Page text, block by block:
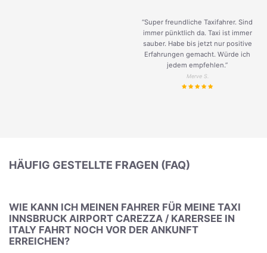
“Super freundliche Taxifahrer. Sind
immer pünktlich da. Taxi ist immer
sauber. Habe bis jetzt nur positive
Erfahrungen gemacht. Würde ich
jedem empfehlen.”
Merve S.
HÄUFIG GESTELLTE FRAGEN (FAQ)
WIE KANN ICH MEINEN FAHRER FÜR MEINE TAXI
INNSBRUCK AIRPORT CAREZZA / KARERSEE IN
ITALY FAHRT NOCH VOR DER ANKUNFT
ERREICHEN?